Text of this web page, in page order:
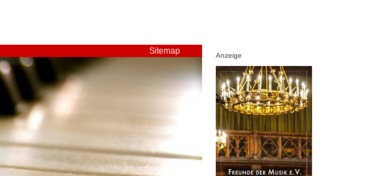
Sitemap Anzeige